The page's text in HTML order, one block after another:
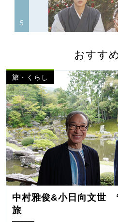
おすす
旅・くらし
中村雅俊&小日向文世
旅